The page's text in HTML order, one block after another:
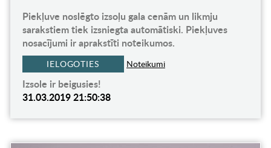
Piekļuve noslēgto izsoļu gala cenām un likmju
sarakstiem tiek izsniegta automātiski. Piekļuves
nosacījumi ir aprakstīti noteikumos.
IELOGOTIES Noteikumi
Izsole ir beigusies!
31.03.2019 21:50:38